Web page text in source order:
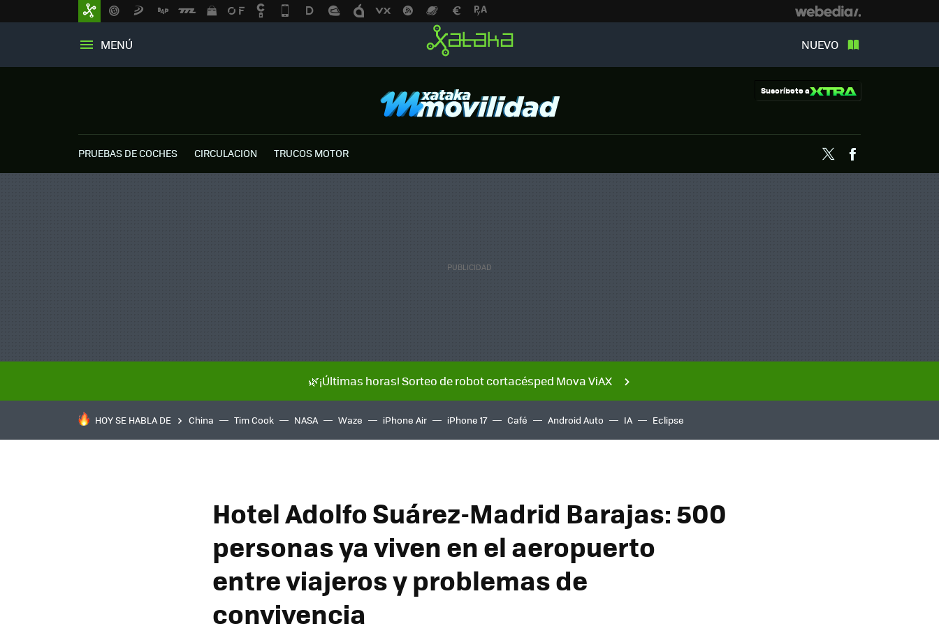
MENÚ NUEVO
Suscríbete a
PRUEBAS DE COCHES CIRCULACION TRUCOS MOTOR Twitter
🌿¡Últimas horas! Sorteo de robot cortacésped Mova ViAX
HOY SE HABLA DE China Tim Cook NASA Waze iPhone Air iPhone 17 Café Android Auto IA Eclipse
Hotel Adolfo Suárez-Madrid Barajas: 500
personas ya viven en el aeropuerto
entre viajeros y problemas de
convivencia